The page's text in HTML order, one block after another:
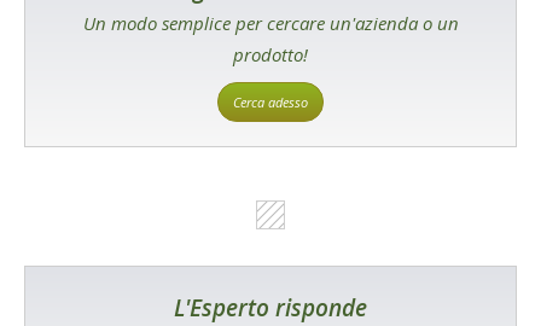
Un modo semplice per cercare un'azienda o un
prodotto!
Cerca adesso
L'Esperto risponde